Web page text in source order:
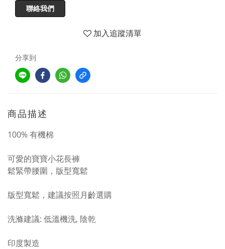
聯絡我們
加入追蹤清單
分享到
商品描述
100% 有機棉
可愛的寶寶小花長褲
鬆緊帶腰圍，版型寬鬆
版型寬鬆，建議按照月齡選購
洗滌建議: 低溫機洗, 陰乾
印度製造